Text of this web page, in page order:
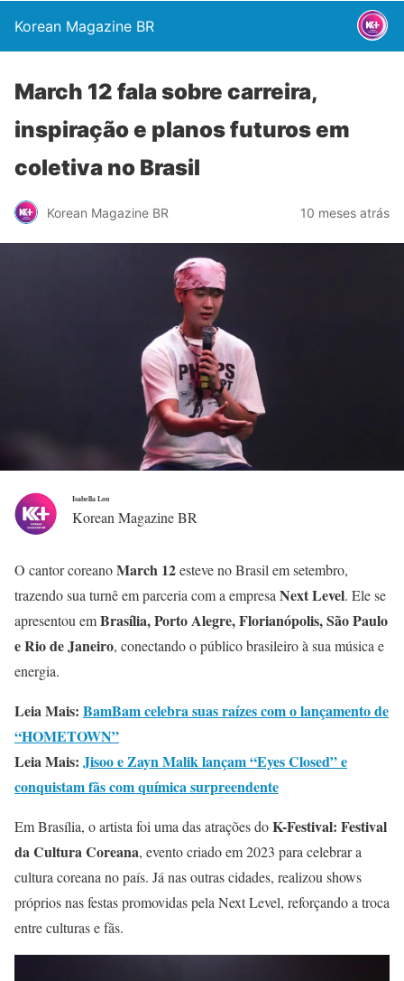
Korean Magazine BR
March 12 fala sobre carreira,
inspiração e planos futuros em
coletiva no Brasil
Korean Magazine BR 10 meses atrás
Isabella Lou
Korean Magazine BR
O cantor coreanoMarch 12esteve no Brasil em setembro,
trazendo sua turnê em parceria com a empresa Next Level. Ele se
apresentou emBrasília, Porto Alegre, Florianópolis, São Paulo
e Rio de Janeiro, conectando o público brasileiro à sua música e
energia.
Leia Mais: BamBam celebra suas raízes com o lançamento de
“HOMETOWN”
Leia Mais: Jisoo e Zayn Malik lançam “Eyes Closed” e
conquistam fãs com química surpreendente
Em Brasília, o artista foi uma das atrações doK-Festival: Festival
da Cultura Coreana, evento criado em 2023 para celebrar a
cultura coreana no país. Já nas outras cidades, realizou shows
próprios nas festas promovidas pela Next Level, reforçando a troca
entre culturas e fãs.